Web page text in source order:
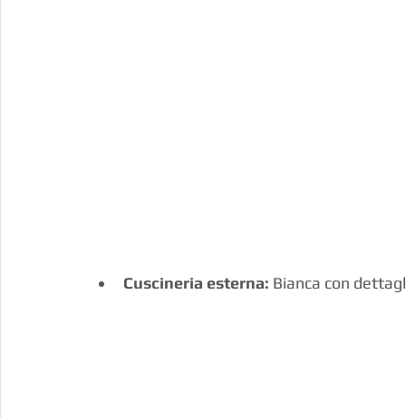
Cuscineria esterna: Bianca con